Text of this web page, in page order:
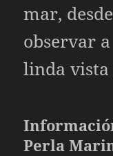
mar,
observar
linda vista
Perla